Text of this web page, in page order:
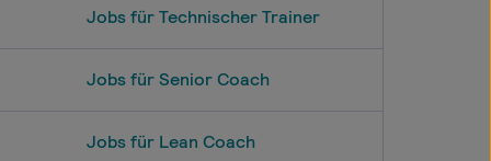
Jobs für Technischer Trainer
Jobs für Senior Coach
Jobs für Lean Coach